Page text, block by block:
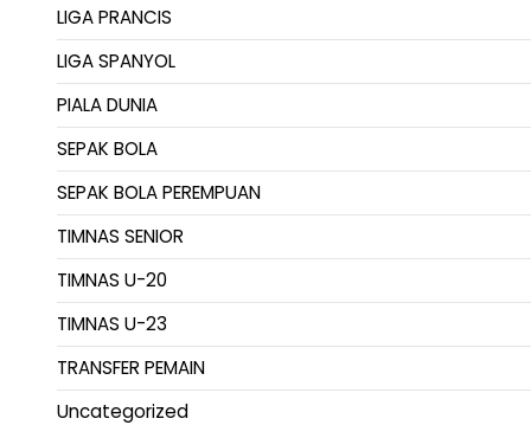
LIGA PRANCIS
LIGA SPANYOL
PIALA DUNIA
SEPAK BOLA
SEPAK BOLA PEREMPUAN
TIMNAS SENIOR
TIMNAS U-20
TIMNAS U-23
TRANSFER PEMAIN
Uncategorized